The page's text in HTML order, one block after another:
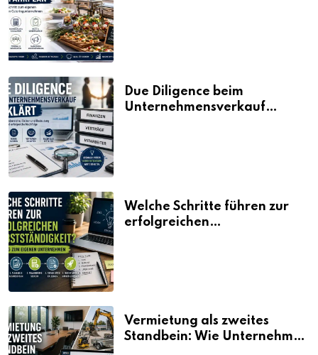
Due Diligence beim
Unternehmensverkauf
Welche Schritte führen zur
erfolgreichen
Vermietung als zweites
Standbein: Wie Unternehmen